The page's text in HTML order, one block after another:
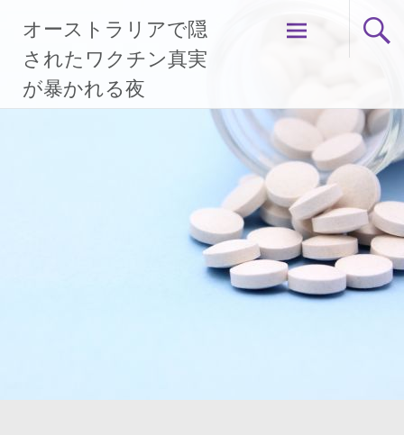
オーストラリアで隠
されたワクチン真実
が暴かれる夜